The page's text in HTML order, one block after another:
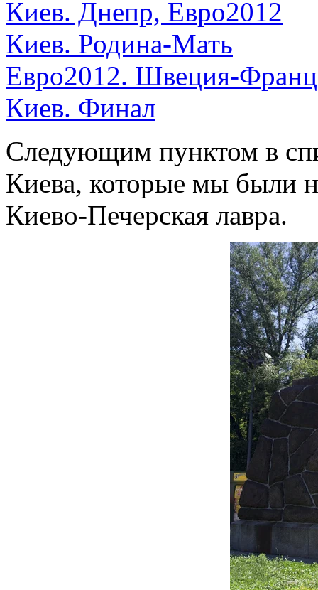
Киев. Днепр, Евро2012
Киев. Родина-Мать
Евро2012. Швеция-
Киев. Финал
Следующим пунктом в
Киева, которые мы были
Киево-Печерская лавра.